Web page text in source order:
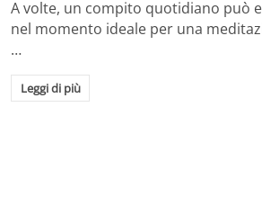
A volte, un compito quotidiano può
nel momento ideale per una
…
Leggi di più